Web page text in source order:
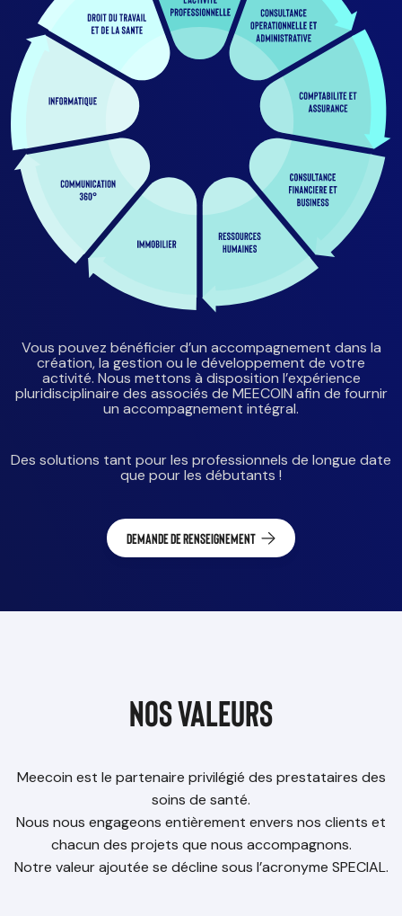
Vous pouvez bénéficier d’un accompagnement dans la
création, la gestion ou le développement de votre
activité. Nous mettons à disposition l’expérience
pluridisciplinaire des associés de MEECOIN afin de fournir
un accompagnement intégral.
Des solutions tant pour les professionnels de longue date
que pour les débutants !
Demande de renseignement
Nos Valeurs
Meecoin est le partenaire privilégié des prestataires des
soins de santé.
Nous nous engageons entièrement envers nos clients et
chacun des projets que nous accompagnons.
Notre valeur ajoutée se décline sous l’acronyme SPECIAL.